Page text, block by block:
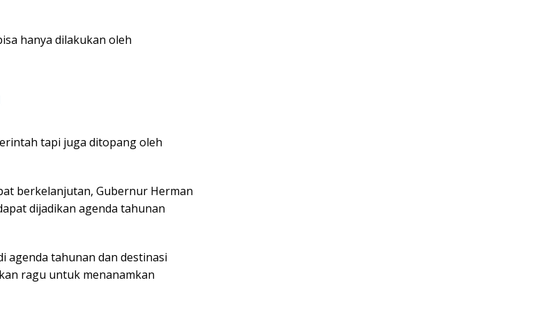
hanya dilakukan oleh
tapi juga ditopang oleh
berkelanjutan, Gubernur Herman
dijadikan agenda tahunan
agenda tahunan dan destinasi
ragu untuk menanamkan